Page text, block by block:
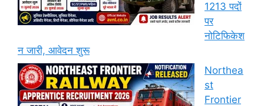
1213 पदों
पर
नोटिफिकेश
न जारी, आवेदन शुरू
Northea
st
Frontier